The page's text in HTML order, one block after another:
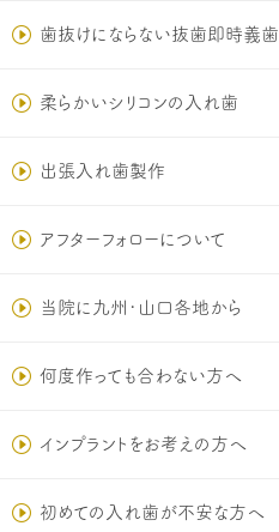
歯抜けにならない抜歯即時義歯
柔らかいシリコンの入れ歯
出張入れ歯製作
アフターフォローについて
当院に九州･山口各地から
何度作っても合わない方へ
インプラントをお考えの方へ
初めての入れ歯が不安な方へ